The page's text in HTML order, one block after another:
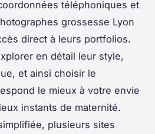
téléphoniques et
grossesse Lyon
direct à leurs portfolios.
en détail leur style,
et ainsi choisir le
le mieux à votre envie
instants de maternité.
plusieurs sites